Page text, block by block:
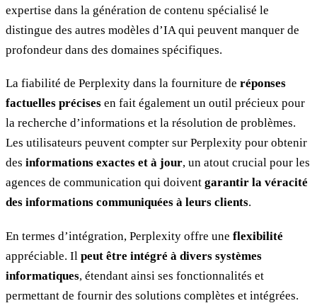
expertise dans la génération de contenu spécialisé le
distingue des autres modèles d’IA qui peuvent manquer de
profondeur dans des domaines spécifiques.
La fiabilité de Perplexity dans la fourniture de réponses
factuelles précises en fait également un outil précieux pour
la recherche d’informations et la résolution de problèmes.
Les utilisateurs peuvent compter sur Perplexity pour obtenir
des informations exactes et à jour, un atout crucial pour les
agences de communication qui doivent garantir la véracité
des informations communiquées à leurs clients.
En termes d’intégration, Perplexity offre une flexibilité
appréciable. Il peut être intégré à divers systèmes
informatiques, étendant ainsi ses fonctionnalités et
permettant de fournir des solutions complètes et intégrées.